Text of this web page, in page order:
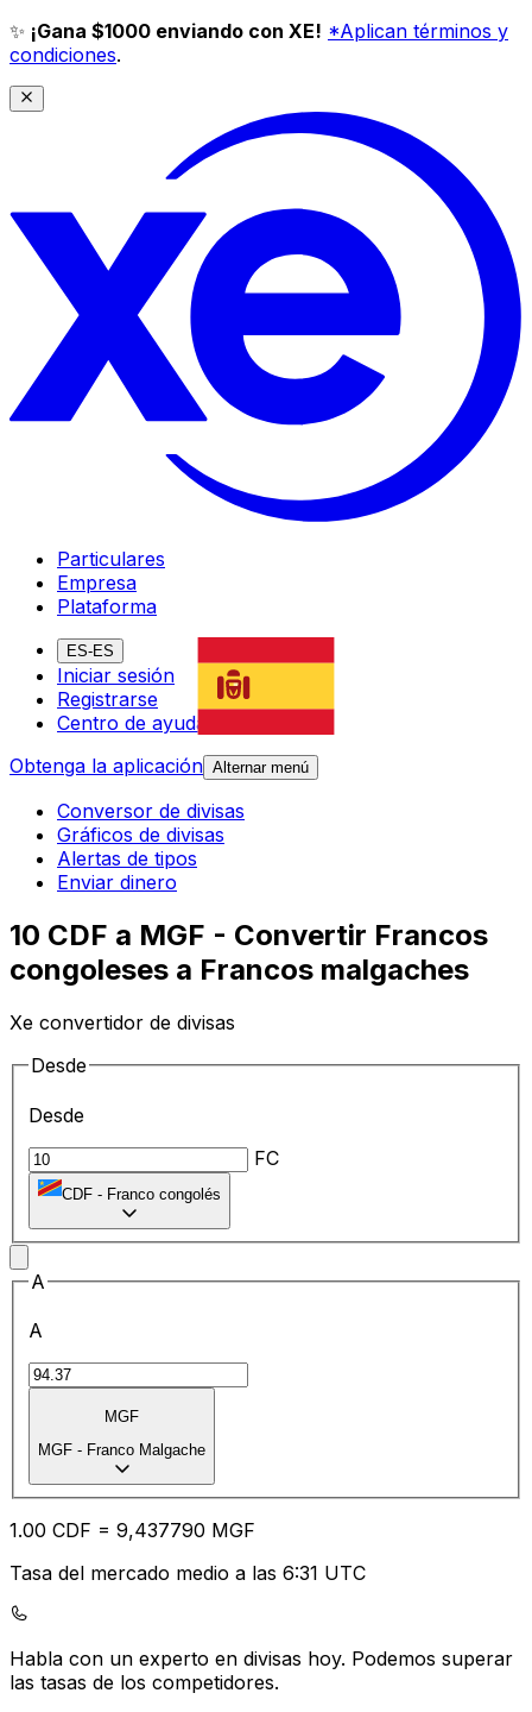
✨ ¡Gana $1000 enviando con XE! *Aplican términos y
condiciones.
Particulares
Empresa
Plataforma
ES-ES
Iniciar sesión
Registrarse
Centro de ayuda
Obtenga la aplicación Alternar menú
Conversor de divisas
Gráficos de divisas
Alertas de tipos
Enviar dinero
10 CDF a MGF - Convertir Francos
congoleses a Francos malgaches
Xe convertidor de divisas
Desde
Desde
FC
CDF - Franco congolés
A
A
MGF
MGF - Franco Malgache
1.00 CDF = 9,437790 MGF
Tasa del mercado medio a las 6:31 UTC
Habla con un experto en divisas hoy. Podemos superar
las tasas de los competidores.